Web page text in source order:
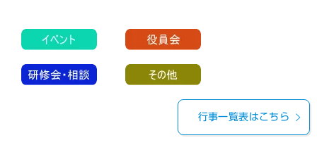
行事一覧表はこちら